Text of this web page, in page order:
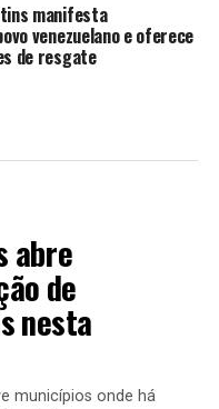
manifesta
venezuelano e oferece
de resgate
abre
de
nesta
municípios onde há